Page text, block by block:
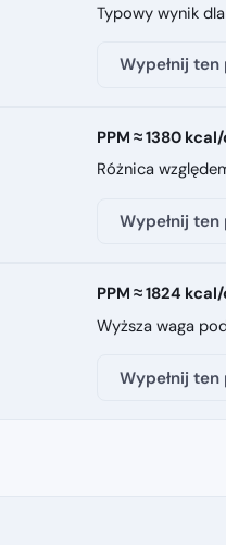
Typowy wynik
Wypełnij ten
PPM ≈ 1380
Różnica
Wypełnij ten
PPM ≈ 1824
Wyższa waga
Wypełnij ten